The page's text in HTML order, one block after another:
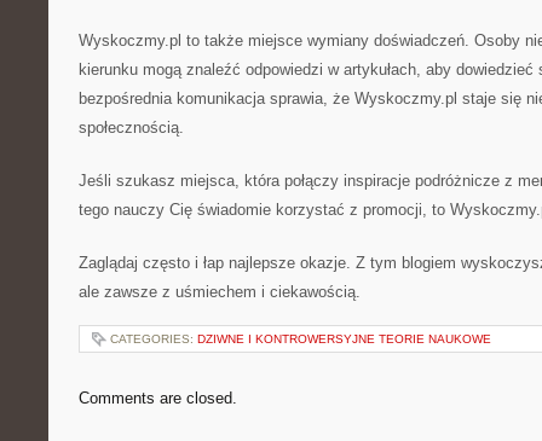
Wyskoczmy.pl to także miejsce wymiany doświadczeń. Osoby
kierunku mogą znaleźć odpowiedzi w artykułach, aby dowiedzieć
bezpośrednia komunikacja sprawia, że Wyskoczmy.pl staje się
społecznością.
Jeśli szukasz miejsca, która połączy inspiracje podróżnicze z
tego nauczy Cię świadomie korzystać z promocji, to
Zaglądaj często i łap najlepsze okazje. Z tym blogiem
ale zawsze z uśmiechem i ciekawością.
CATEGORIES: DZIWNE I KONTROWERSYJNE TEORIE NAUKOWE
Comments are closed.